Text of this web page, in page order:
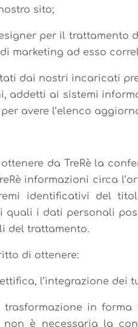
sito;
per il
marketing ad esso
dai nostri incaricati
addetti ai sistemi
avere l’elenco
da TreRè la
informazioni circa
identificativi del
quali i dati personali
del trattamento.
di ottenere:
l’integrazione dei
trasformazione in
non è necessaria la